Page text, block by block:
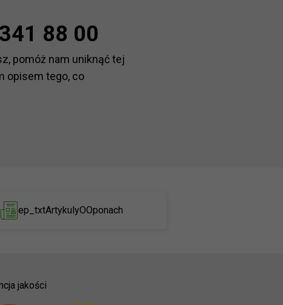
88 00
pomóż nam uniknąć tej
opisem tego, co
ep_txtArtykulyOOponach
jakości